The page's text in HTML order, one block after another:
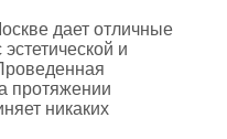
дает отличные
и
протяжении
никаких